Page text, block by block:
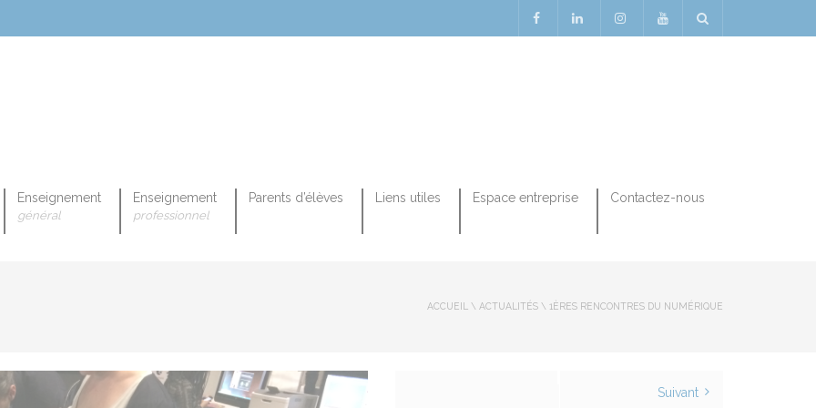
Enseignement
général
Enseignement
professionnel
Parents d’élèves Liens utiles Espace entreprise Contactez-nous
ACCUEIL \ ACTUALITÉS \ 1ÈRES RENCONTRES DU NUMÉRIQUE
Suivant